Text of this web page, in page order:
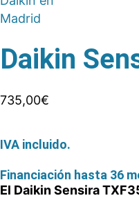
Daikin
735,00€
IVA incluido.
Financiación hasta 36
El Daikin Sensira